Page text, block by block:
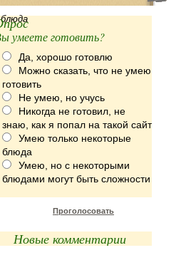
блюда
умеете готовить?
Да, хорошо готовлю
Можно сказать, что не умею
готовить
Не умею, но учусь
Никогда не готовил, не
знаю, как я попал на такой сайт
Умею только некоторые
блюда
Умею, но с некоторыми
блюдами могут быть сложности
Проголосовать
Новые комментарии